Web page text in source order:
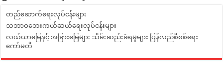
တည်ဆောက်ရေးလုပ်ငန်းများ
သဘာဝဘေးကယ်ဆယ်ရေးလုပ်ငန်းများ
လယ်ယာမြေနှင့် အခြားမြေများ သိမ်းဆည်းခံရမှုများ ပြန်လည်စီစစ်ရေး
ကော်မတီ